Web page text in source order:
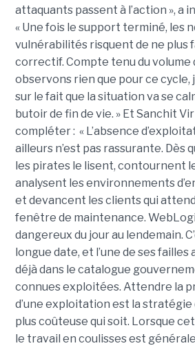
attaquants passent à l’action », a
« Une fois le support terminé, les
vulnérabilités risquent de ne plus
correctif. Compte tenu du volume
observons rien que pour ce cycle,
sur le fait que la situation va se
butoir de fin de vie. » Et Sanchit Vir
compléter : « L’absence
ailleurs n’est pas rassurante. Dès
les pirates le lisent, contournent
analysent les environnements
et devancent les clients qui
fenêtre de maintenance.
dangereux du jour au lendemain.
longue date, et l’une de ses
déjà dans le catalogue
connues exploitées. Attendre la
d’une exploitation est la
plus coûteuse qui soit. Lorsque
le travail en coulisses est